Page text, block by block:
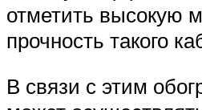
отметить высокую
прочность такого
В связи с этим